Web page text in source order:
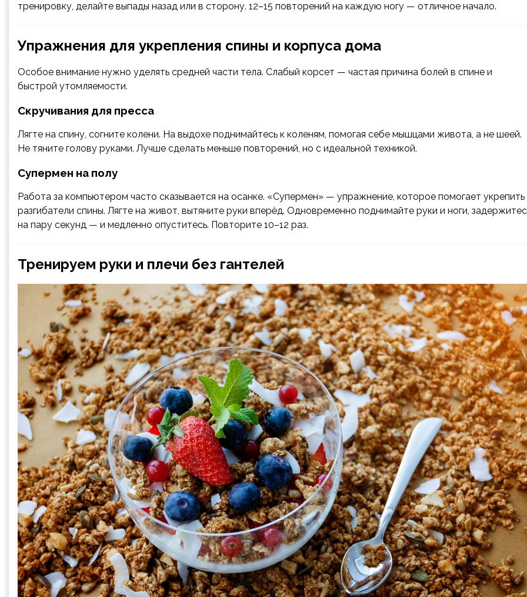
тренировку, делайте выпады назад или в сторону. 12–15 повторений на каждую ногу — отличное начало.
Упражнения для укрепления спины и корпуса дома
Особое внимание нужно уделять средней части тела. Слабый корсет — частая причина болей в спине и
быстрой утомляемости.
Скручивания для пресса
Лягте на спину, согните колени. На выдохе поднимайтесь к коленям, помогая себе мышцами живота, а не шеей.
Не тяните голову руками. Лучше сделать меньше повторений, но с идеальной техникой.
Супермен на полу
Работа за компьютером часто сказывается на осанке. «Супермен» — упражнение, которое помогает укрепить
разгибатели спины. Лягте на живот, вытяните руки вперёд. Одновременно поднимайте руки и ноги,
на пару секунд — и медленно опуститесь. Повторите 10–12 раз.
Тренируем руки и плечи без гантелей